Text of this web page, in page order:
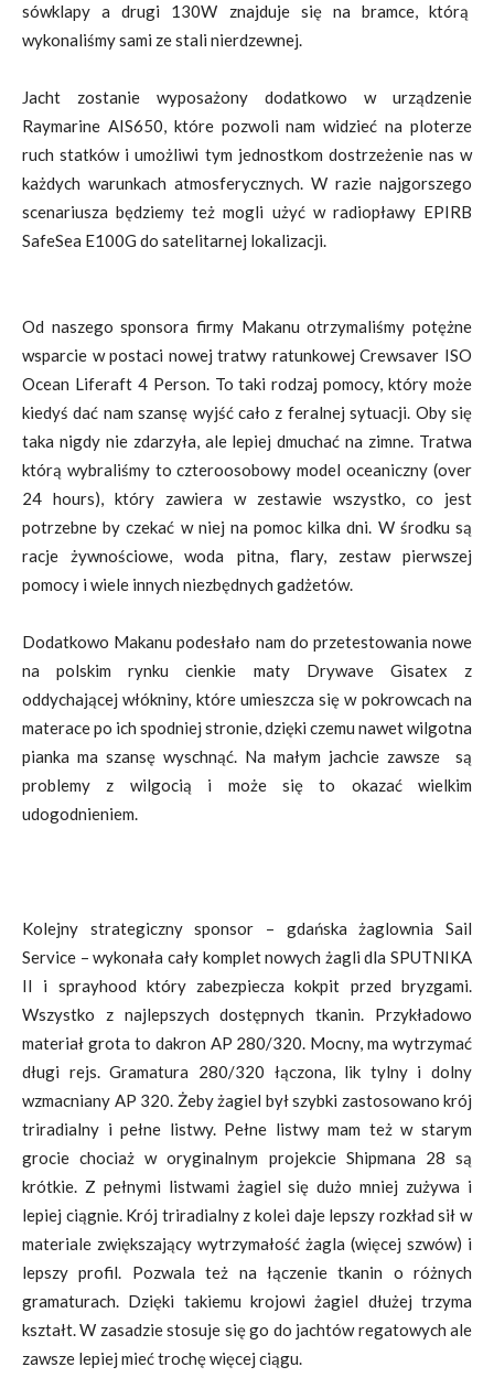
sówklapy a drugi 130W znajduje się na bramce, którą
wykonaliśmy sami ze stali nierdzewnej.
Jacht zostanie wyposażony dodatkowo w urządzenie
Raymarine AIS650, które pozwoli nam widzieć na ploterze
ruch statków i umożliwi tym jednostkom dostrzeżenie nas w
każdych warunkach atmosferycznych. W razie najgorszego
scenariusza będziemy też mogli użyć w radiopławy EPIRB
SafeSea E100G do satelitarnej lokalizacji.
Od naszego sponsora firmy Makanu otrzymaliśmy potężne
wsparcie w postaci nowej tratwy ratunkowej Crewsaver ISO
Ocean Liferaft 4 Person. To taki rodzaj pomocy, który może
kiedyś dać nam szansę wyjść cało z feralnej sytuacji. Oby się
taka nigdy nie zdarzyła, ale lepiej dmuchać na zimne. Tratwa
którą wybraliśmy to czteroosobowy model oceaniczny (over
24 hours), który zawiera w zestawie wszystko, co jest
potrzebne by czekać w niej na pomoc kilka dni. W środku są
racje żywnościowe, woda pitna, flary, zestaw pierwszej
pomocy i wiele innych niezbędnych gadżetów.
Dodatkowo Makanu podesłało nam do przetestowania nowe
na polskim rynku cienkie maty Drywave Gisatex z
oddychającej włókniny, które umieszcza się w pokrowcach na
materace po ich spodniej stronie, dzięki czemu nawet wilgotna
pianka ma szansę wyschnąć. Na małym jachcie zawsze są
problemy z wilgocią i może się to okazać wielkim
udogodnieniem.
Kolejny strategiczny sponsor – gdańska żaglownia Sail
Service – wykonała cały komplet nowych żagli dla SPUTNIKA
II i sprayhood który zabezpiecza kokpit przed bryzgami.
Wszystko z najlepszych dostępnych tkanin. Przykładowo
materiał grota to dakron AP 280/320. Mocny, ma wytrzymać
długi rejs. Gramatura 280/320 łączona, lik tylny i dolny
wzmacniany AP 320. Żeby żagiel był szybki zastosowano krój
triradialny i pełne listwy. Pełne listwy mam też w starym
grocie chociaż w oryginalnym projekcie Shipmana 28 są
krótkie. Z pełnymi listwami żagiel się dużo mniej zużywa i
lepiej ciągnie. Krój triradialny z kolei daje lepszy rozkład sił w
materiale zwiększający wytrzymałość żagla (więcej szwów) i
lepszy profil. Pozwala też na łączenie tkanin o różnych
gramaturach. Dzięki takiemu krojowi żagiel dłużej trzyma
kształt. W zasadzie stosuje się go do jachtów regatowych ale
zawsze lepiej mieć trochę więcej ciągu.